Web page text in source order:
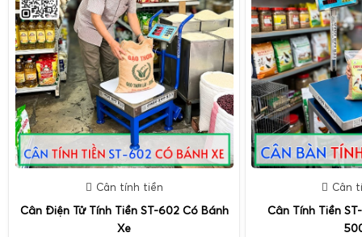
Cân tính tiền
Cân Điện Tử Tính Tiền ST-602 Có Bánh
Xe
Cân
Cân Tính Tiền